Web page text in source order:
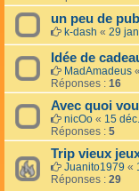
un peu de
k-dash « 29
Idée de
MadAmadeus «
Réponses : 16
Avec quoi
nicOo « 15
Réponses : 5
Trip vieux
Juanito1979 «
Réponses : 29